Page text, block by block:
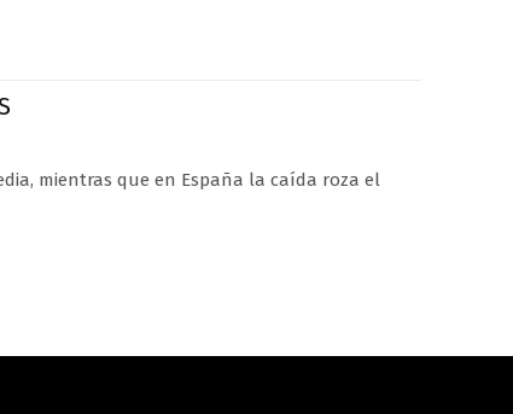
mientras que en España la caída roza el